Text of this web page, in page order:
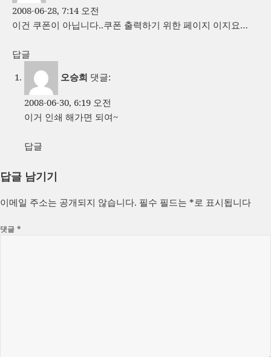
2008-06-28, 7:14 오전
이건 쿠폰이 아닙니다..쿠폰 출력하기 위한 페이지 이지요…
답글
오승희 댓글:
2008-06-30, 6:19 오전
이거 인쇄 해가면 되여~
답글
답글 남기기
이메일 주소는 공개되지 않습니다. 필수 필드는 *로 표시됩니다
댓글*